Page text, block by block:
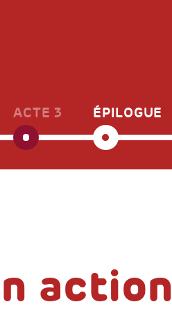
ACTE 3 ÉPILOGUE
action